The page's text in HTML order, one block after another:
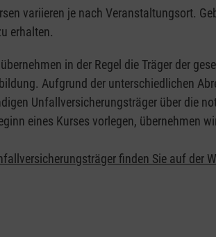
variieren je nach Veranstaltungsort.
erhalten.
in der Regel die Träger der
Aufgrund der unterschiedlichen
Unfallversicherungsträger über die
eines Kurses vorlegen, übernehmen
finden Sie auf der